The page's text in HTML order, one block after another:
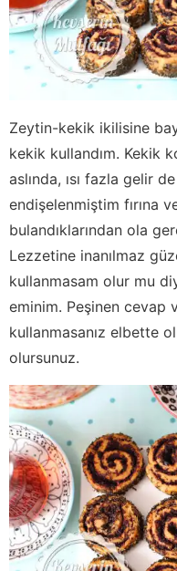
Zeytin-kekik ikilisine
kekik kullandım. Kekik
aslında, ısı fazla gelir
endişelenmiştim fırına
bulandıklarından ola
Lezzetine inanılmaz
kullanmasam olur mu
eminim. Peşinen cevap
kullanmasanız elbette
olursunuz.